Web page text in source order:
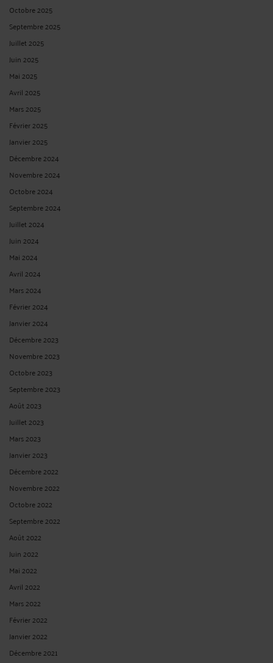
Octobre 2025
Septembre 2025
Juillet 2025
Juin 2025
Mai 2025
Avril 2025
Mars 2025
Février 2025
Janvier 2025
Décembre 2024
Novembre 2024
Octobre 2024
Septembre 2024
Juillet 2024
Juin 2024
Mai 2024
Avril 2024
Mars 2024
Février 2024
Janvier 2024
Décembre 2023
Novembre 2023
Octobre 2023
Septembre 2023
Août 2023
Juillet 2023
Mars 2023
Janvier 2023
Décembre 2022
Novembre 2022
Octobre 2022
Septembre 2022
Août 2022
Juin 2022
Mai 2022
Avril 2022
Mars 2022
Février 2022
Janvier 2022
Décembre 2021